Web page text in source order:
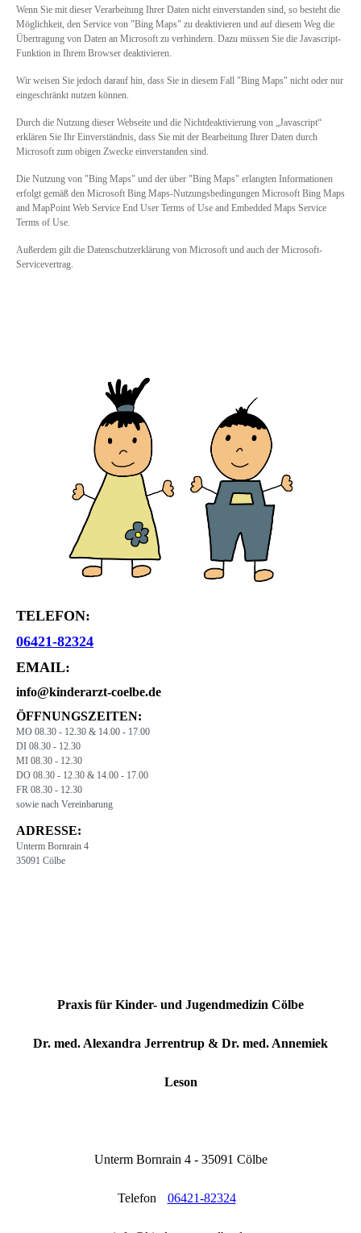
Wenn Sie mit dieser Verarbeitung Ihrer Daten nicht einverstanden sind, so besteht die
Möglichkeit, den Service von "Bing Maps" zu deaktivieren und auf diesem Weg die
Übertragung von Daten an Microsoft zu verhindern. Dazu müssen Sie die Javascript-
Funktion in Ihrem Browser deaktivieren.
Wir weisen Sie jedoch darauf hin, dass Sie in diesem Fall "Bing Maps" nicht oder nur
eingeschränkt nutzen können.
Durch die Nutzung dieser Webseite und die Nichtdeaktivierung von „Javascript“
erklären Sie Ihr Einverständnis, dass Sie mit der Bearbeitung Ihrer Daten durch
Microsoft zum obigen Zwecke einverstanden sind.
Die Nutzung von "Bing Maps" und der über "Bing Maps" erlangten Informationen
erfolgt gemäß den Microsoft Bing Maps-Nutzungsbedingungen Microsoft Bing Maps
and MapPoint Web Service End User Terms of Use and Embedded Maps Service
Terms of Use.
Außerdem gilt die Datenschutzerklärung von Microsoft und auch der Microsoft-
Servicevertrag.
TELEFON:
06421-82324
EMAIL:
info@kinderarzt-coelbe.de
ÖFFNUNGSZEITEN:
MO 08.30 - 12.30 & 14.00 - 17.00
DI 08.30 - 12.30
MI 08.30 - 12.30
DO 08.30 - 12.30 & 14.00 - 17.00
FR 08.30 - 12.30
sowie nach Vereinbarung
ADRESSE:
Unterm Bornrain 4
35091 Cölbe
Praxis für Kinder- und Jugendmedizin Cölbe
Dr. med. Alexandra Jerrentrup & Dr. med. Annemiek
Leson
Unterm Bornrain 4 - 35091 Cölbe
Telefon 06421-82324